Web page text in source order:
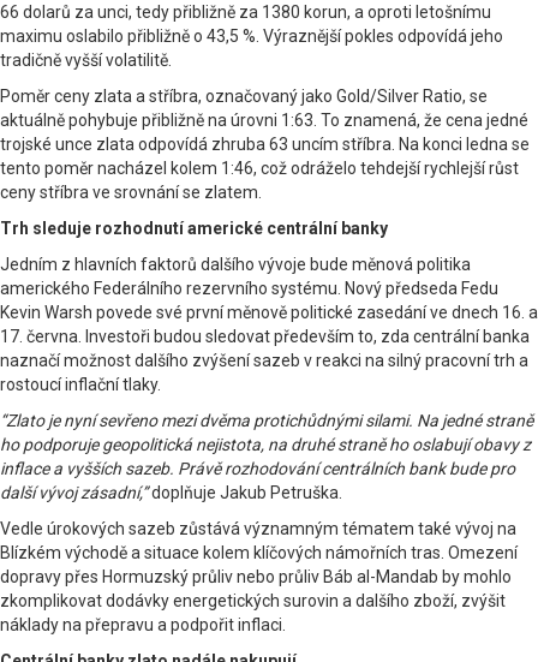
66 dolarů za unci, tedy přibližně za 1380 korun, a oproti letošnímu
maximu oslabilo přibližně o 43,5 %. Výraznější pokles odpovídá jeho
tradičně vyšší volatilitě.
Poměr ceny zlata a stříbra, označovaný jako Gold/Silver Ratio, se
aktuálně pohybuje přibližně na úrovni 1:63. To znamená, že cena jedné
trojské unce zlata odpovídá zhruba 63 uncím stříbra. Na konci ledna se
tento poměr nacházel kolem 1:46, což odráželo tehdejší rychlejší růst
ceny stříbra ve srovnání se zlatem.
Trh sleduje rozhodnutí americké centrální banky
Jedním z hlavních faktorů dalšího vývoje bude měnová politika
amerického Federálního rezervního systému. Nový předseda Fedu
Kevin Warsh povede své první měnově politické zasedání ve dnech 16. a
17. června. Investoři budou sledovat především to, zda centrální banka
naznačí možnost dalšího zvýšení sazeb v reakci na silný pracovní trh a
rostoucí inflační tlaky.
“Zlato je nyní sevřeno mezi dvěma protichůdnými silami. Na jedné straně
ho podporuje geopolitická nejistota, na druhé straně ho oslabují obavy z
inflace a vyšších sazeb. Právě rozhodování centrálních bank bude pro
další vývoj zásadní,”doplňuje Jakub Petruška.
Vedle úrokových sazeb zůstává významným tématem také vývoj na
Blízkém východě a situace kolem klíčových námořních tras. Omezení
dopravy přes Hormuzský průliv nebo průliv Báb al-Mandab by mohlo
zkomplikovat dodávky energetických surovin a dalšího zboží, zvýšit
náklady na přepravu a podpořit inflaci.